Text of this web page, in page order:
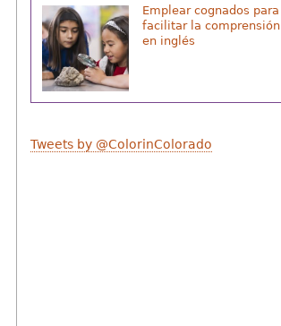
Emplear cognados para
facilitar la comprensión
en inglés
Tweets by @ColorinColorado